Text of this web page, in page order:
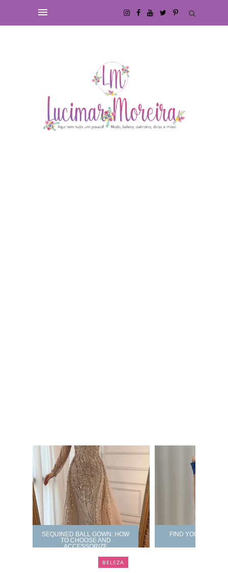
SEQUINED BALL GOWN: HOW
TO CHOOSE AND
ACCESSORIZE
FIND YOUR PROM
BELEZA